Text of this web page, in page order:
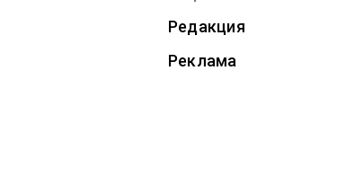
Редакция
Реклама